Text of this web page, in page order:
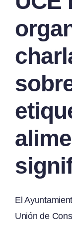
El
Unión de